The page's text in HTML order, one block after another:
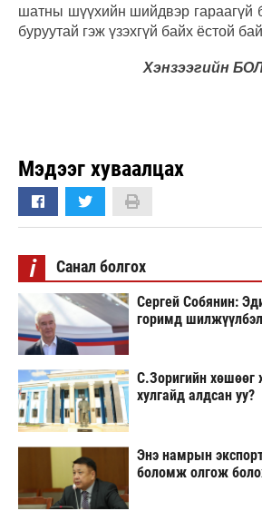
шатны шүүхийн шийдвэр гараагүй
буруутай гэж үзэхгүй байх ёстой
Хэнзээгийн
Мэдээг хуваалцах
i Санал болгох
Сергей Собянин:
горимд
С.Зоригийн хөшөөг
хулгайд алдсан уу?
Энэ намрын
боломж олгож